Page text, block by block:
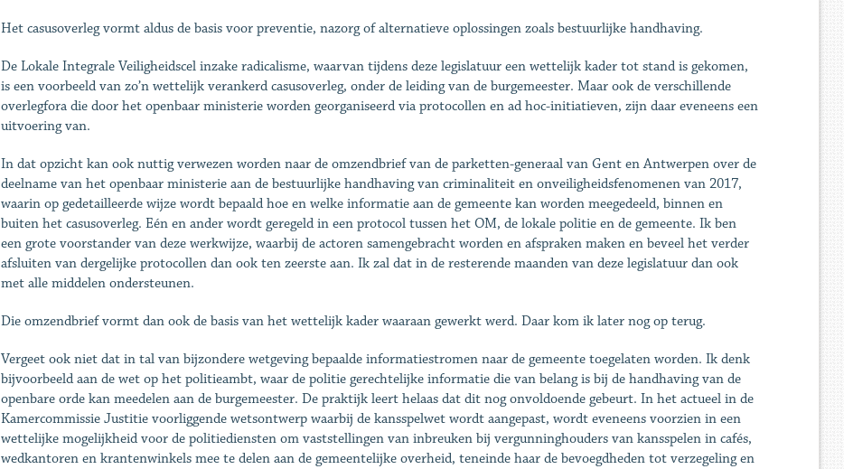
Het casusoverleg vormt aldus de basis voor preventie, nazorg of alternatieve oplossingen zoals bestuurlijke handhaving.
De Lokale Integrale Veiligheidscel inzake radicalisme, waarvan tijdens deze legislatuur een wettelijk kader tot stand is gekomen,
is een voorbeeld van zo’n wettelijk verankerd casusoverleg, onder de leiding van de burgemeester. Maar ook de verschillende
overlegfora die door het openbaar ministerie worden georganiseerd via protocollen en ad hoc-initiatieven, zijn daar eveneens een
uitvoering van.
In dat opzicht kan ook nuttig verwezen worden naar de omzendbrief van de parketten-generaal van Gent en Antwerpen over de
deelname van het openbaar ministerie aan de bestuurlijke handhaving van criminaliteit en onveiligheidsfenomenen van 2017,
waarin op gedetailleerde wijze wordt bepaald hoe en welke informatie aan de gemeente kan worden meegedeeld, binnen en
buiten het casusoverleg. Eén en ander wordt geregeld in een protocol tussen het OM, de lokale politie en de gemeente. Ik ben
een grote voorstander van deze werkwijze, waarbij de actoren samengebracht worden en afspraken maken en beveel het verder
afsluiten van dergelijke protocollen dan ook ten zeerste aan. Ik zal dat in de resterende maanden van deze legislatuur dan ook
met alle middelen ondersteunen.
Die omzendbrief vormt dan ook de basis van het wettelijk kader waaraan gewerkt werd. Daar kom ik later nog op terug.
Vergeet ook niet dat in tal van bijzondere wetgeving bepaalde informatiestromen naar de gemeente toegelaten worden. Ik denk
bijvoorbeeld aan de wet op het politieambt, waar de politie gerechtelijke informatie die van belang is bij de handhaving van de
openbare orde kan meedelen aan de burgemeester. De praktijk leert helaas dat dit nog onvoldoende gebeurt. In het actueel in de
Kamercommissie Justitie voorliggende wetsontwerp waarbij de kansspelwet wordt aangepast, wordt eveneens voorzien in een
wettelijke mogelijkheid voor de politiediensten om vaststellingen van inbreuken bij vergunninghouders van kansspelen in cafés,
wedkantoren en krantenwinkels mee te delen aan de gemeentelijke overheid, teneinde haar de bevoegdheden tot verzegeling en